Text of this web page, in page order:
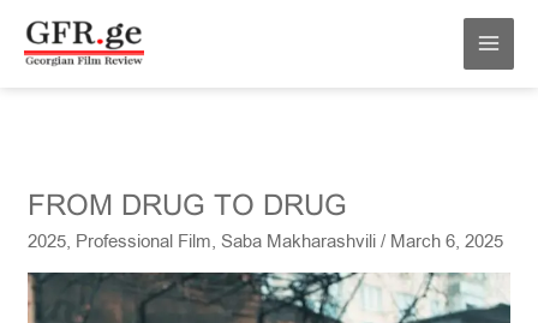
content
FROM DRUG TO DRUG
2025, Professional Film, Saba Makharashvili / March 6, 2025
FROM
DRUG
DRUG